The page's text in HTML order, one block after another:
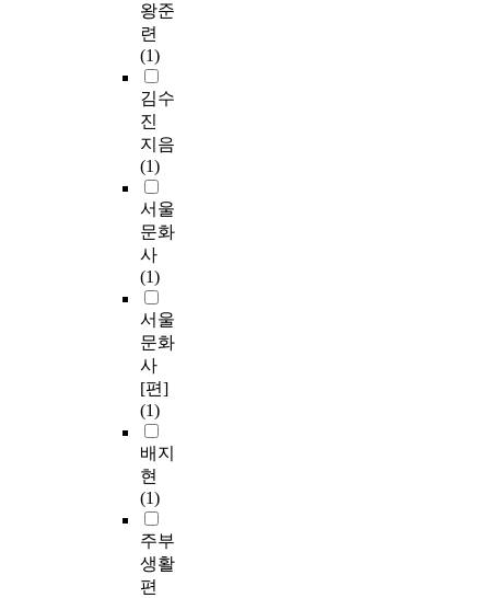
왕준
련
(1)
김수
진
지음
(1)
서울
문화
사
(1)
서울
문화
사
[편]
(1)
배지
현
(1)
주부
생활
편